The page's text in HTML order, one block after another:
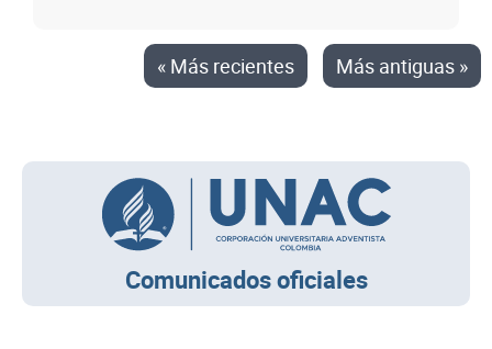
« Más recientes Más antiguas »
Comunicados oficiales